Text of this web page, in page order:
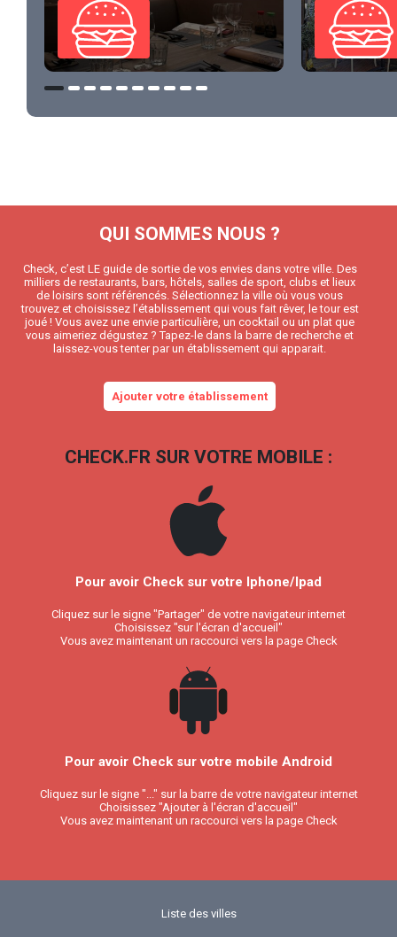
QUI SOMMES NOUS ?
Check, c’est LE guide de sortie de vos envies dans votre ville. Des
milliers de restaurants, bars, hôtels, salles de sport, clubs et lieux
de loisirs sont référencés. Sélectionnez la ville où vous vous
trouvez et choisissez l’établissement qui vous fait rêver, le tour est
joué ! Vous avez une envie particulière, un cocktail ou un plat que
vous aimeriez dégustez ? Tapez-le dans la barre de recherche et
laissez-vous tenter par un établissement qui apparait.
Ajouter votre établissement
CHECK.FR SUR VOTRE MOBILE :
Pour avoir Check sur votre Iphone/Ipad
Cliquez sur le signe "Partager" de votre navigateur internet
Choisissez "sur l'écran d'accueil"
Vous avez maintenant un raccourci vers la page Check
Pour avoir Check sur votre mobile Android
Cliquez sur le signe "..." sur la barre de votre navigateur internet
Choisissez "Ajouter à l'écran d'accueil"
Vous avez maintenant un raccourci vers la page Check
Liste des villes